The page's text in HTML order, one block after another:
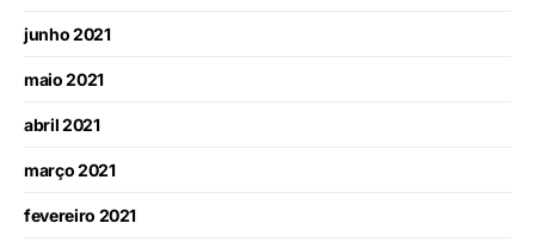
junho 2021
maio 2021
abril 2021
março 2021
fevereiro 2021